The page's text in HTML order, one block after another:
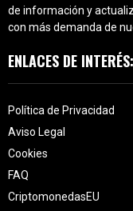
de información y
con más demanda de
ENLACES DE INTERÉS:
Política de Privacidad
Aviso Legal
Cookies
FAQ
CriptomonedasEU